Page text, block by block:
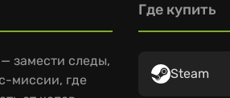
замести следы,
миссии, где
Где купить
Steam